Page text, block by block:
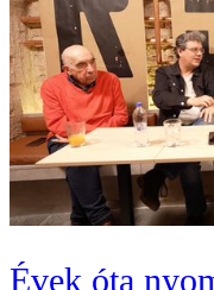
Évek óta